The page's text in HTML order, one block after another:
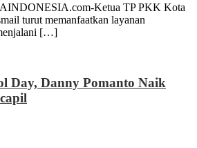
Ketua TP PKK Kota
turut memanfaatkan layanan
[…]
Day, Danny Pomanto Naik